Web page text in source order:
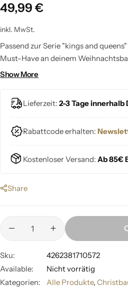
49,99 €
inkl. MwSt.
Passend zur Serie "kings and
Must-Have an deinem
die Könige und Königinnen.
Show More
Lieferzeit: 2-3 Tage innerhalb
Rabattcode erhalten:
Kostenloser Versand: Ab 85€
Share
Sku:
4262381710572
Available:
Nicht vorrätig
Kategorien:
Alle Produkte,